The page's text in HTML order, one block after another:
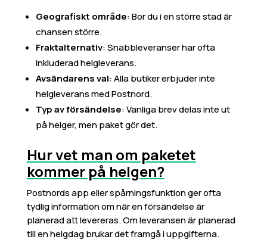
Geografiskt område: Bor du i en större stad är
chansen större.
Fraktalternativ: Snabbleveranser har ofta
inkluderad helgleverans.
Avsändarens val: Alla butiker erbjuder inte
helgleverans med Postnord.
Typ av försändelse: Vanliga brev delas inte ut
på helger, men paket gör det.
Hur vet man om paketet
kommer på helgen?
Postnords app eller spårningsfunktion ger ofta
tydlig information om när en försändelse är
planerad att levereras. Om leveransen är planerad
till en helgdag brukar det framgå i uppgifterna.